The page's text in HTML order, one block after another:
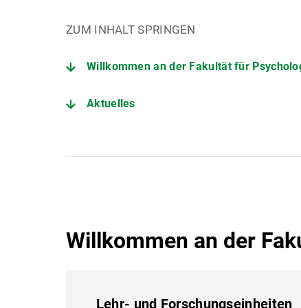
ZUM INHALT SPRINGEN
Willkommen an der Fakultät für
Aktuelles
Willkommen an der
Lehr- und Forschungseinheiten